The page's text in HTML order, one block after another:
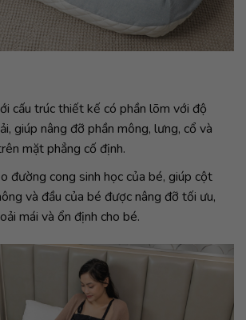
cấu trúc thiết kế có phần lõm với độ
giúp nâng đỡ phần mông, lưng, cổ và
mặt phẳng cố định.
đường cong sinh học của bé, giúp cột
và đầu của bé được nâng đỡ tối ưu,
mái và ổn định cho bé.